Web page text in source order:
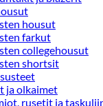
housut
farkut
collegehousut
shortsit
ja olkaimet
rusetit ja